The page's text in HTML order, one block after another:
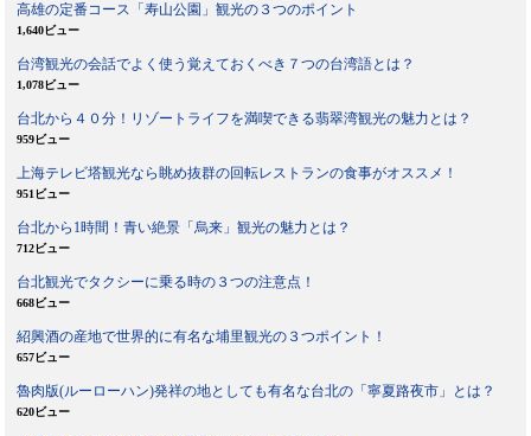
高雄の定番コース「寿山公園」観光の３つのポイント
1,640ビュー
台湾観光の会話でよく使う覚えておくべき７つの台湾語とは？
1,078ビュー
台北から４０分！リゾートライフを満喫できる翡翠湾観光の魅力とは？
959ビュー
上海テレビ塔観光なら眺め抜群の回転レストランの食事がオススメ！
951ビュー
台北から1時間！青い絶景「烏来」観光の魅力とは？
712ビュー
台北観光でタクシーに乗る時の３つの注意点！
668ビュー
紹興酒の産地で世界的に有名な埔里観光の３つポイント！
657ビュー
魯肉版(ルーローハン)発祥の地としても有名な台北の「寧夏路夜市」とは？
620ビュー